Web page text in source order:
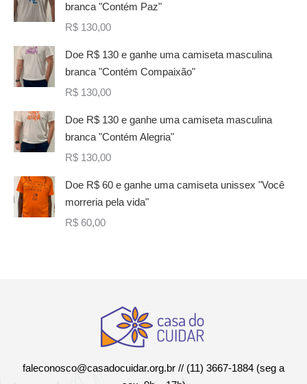
branca "Contém Paz"
R$ 130,00
Doe R$ 130 e ganhe uma camiseta masculina
branca "Contém Compaixão"
R$ 130,00
Doe R$ 130 e ganhe uma camiseta masculina
branca "Contém Alegria"
R$ 130,00
Doe R$ 60 e ganhe uma camiseta unissex "Você
morreria pela vida"
R$ 60,00
faleconosco@casadocuidar.org.br // (11) 3667-1884 (seg a